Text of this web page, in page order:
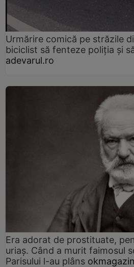
Urmărire comică pe străzile
biciclist să fenteze poliția și
adevarul.ro
Era adorat de prostituate,
uriaș. Când a murit faimosul
Parisului l-au plâns